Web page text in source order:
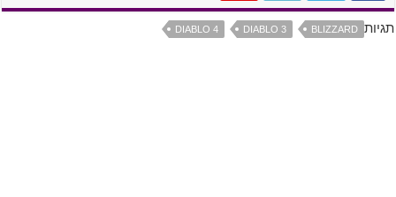
תגיות BLIZZARD
DIABLO 3
DIABLO 4